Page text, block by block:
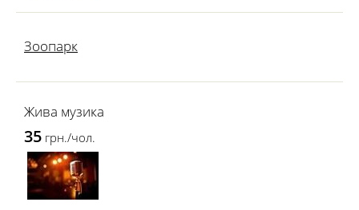
Зоопарк
Жива музика
35 грн./чол.